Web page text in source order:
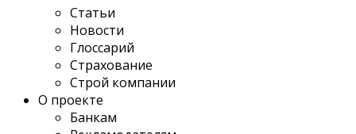
Статьи
Новости
Глоссарий
Страхование
Строй компании
О проекте
Банкам